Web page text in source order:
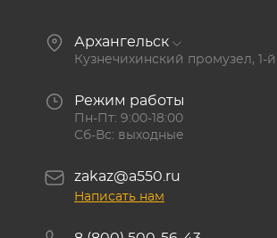
Архангельск
Кузнечихинский промузел, 1-
Режим работы
Пн-Пт: 9:00-18:00
Сб-Вс: выходные
zakaz@a550.ru
Написать нам